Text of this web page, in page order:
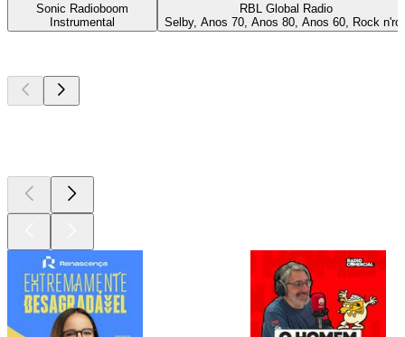
Sonic Radioboom
Instrumental
RBL Global Radio
Selby, Anos 70, Anos 80, Anos 60, Rock